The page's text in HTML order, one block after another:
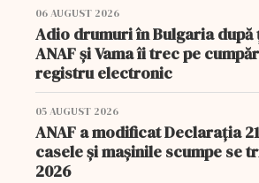
06 AUGUST 2026
Adio drumuri în Bulgaria
ANAF și Vama îi trec pe
registru electronic
05 AUGUST 2026
ANAF a modificat Declarația
casele și mașinile scumpe se
2026